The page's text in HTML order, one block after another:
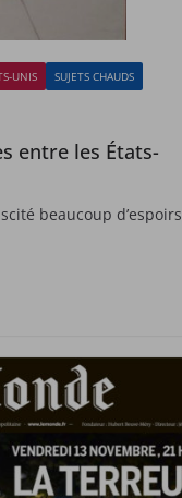
UNIS SUJETS CHAUDS
entre les États-
beaucoup d’espoirs